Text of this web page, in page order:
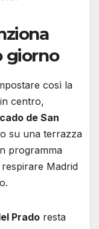
giorno
così la
centro,
de San
su una terrazza
programma
Madrid
Prado resta